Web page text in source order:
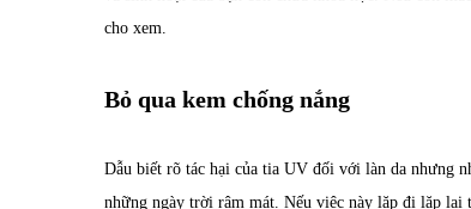
cho xem.
Bỏ qua kem chống nắng
Dẫu biết rõ tác hại của tia UV đối với làn da nhưng
những ngày trời râm mát. Nếu việc này lặp đi lặp lại